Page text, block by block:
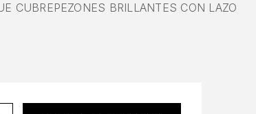
CUBREPEZONES BRILLANTES CON LAZO